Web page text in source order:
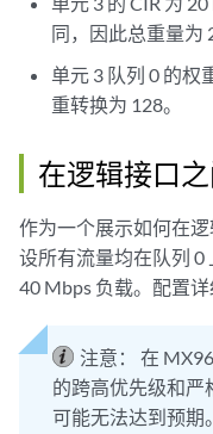
同，因此总重量为
单元 3 队列 0 的权
重转换为 128。
在逻辑接口
作为一个展示如何在
设所有流量均在队列 0
40 Mbps 负载。配置
注意：
在
的跨高优先级和严
可能无法达到预期